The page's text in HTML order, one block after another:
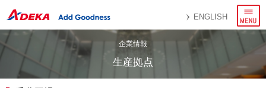
ENGLISH
ニ
ュ
企業情報
生産拠点